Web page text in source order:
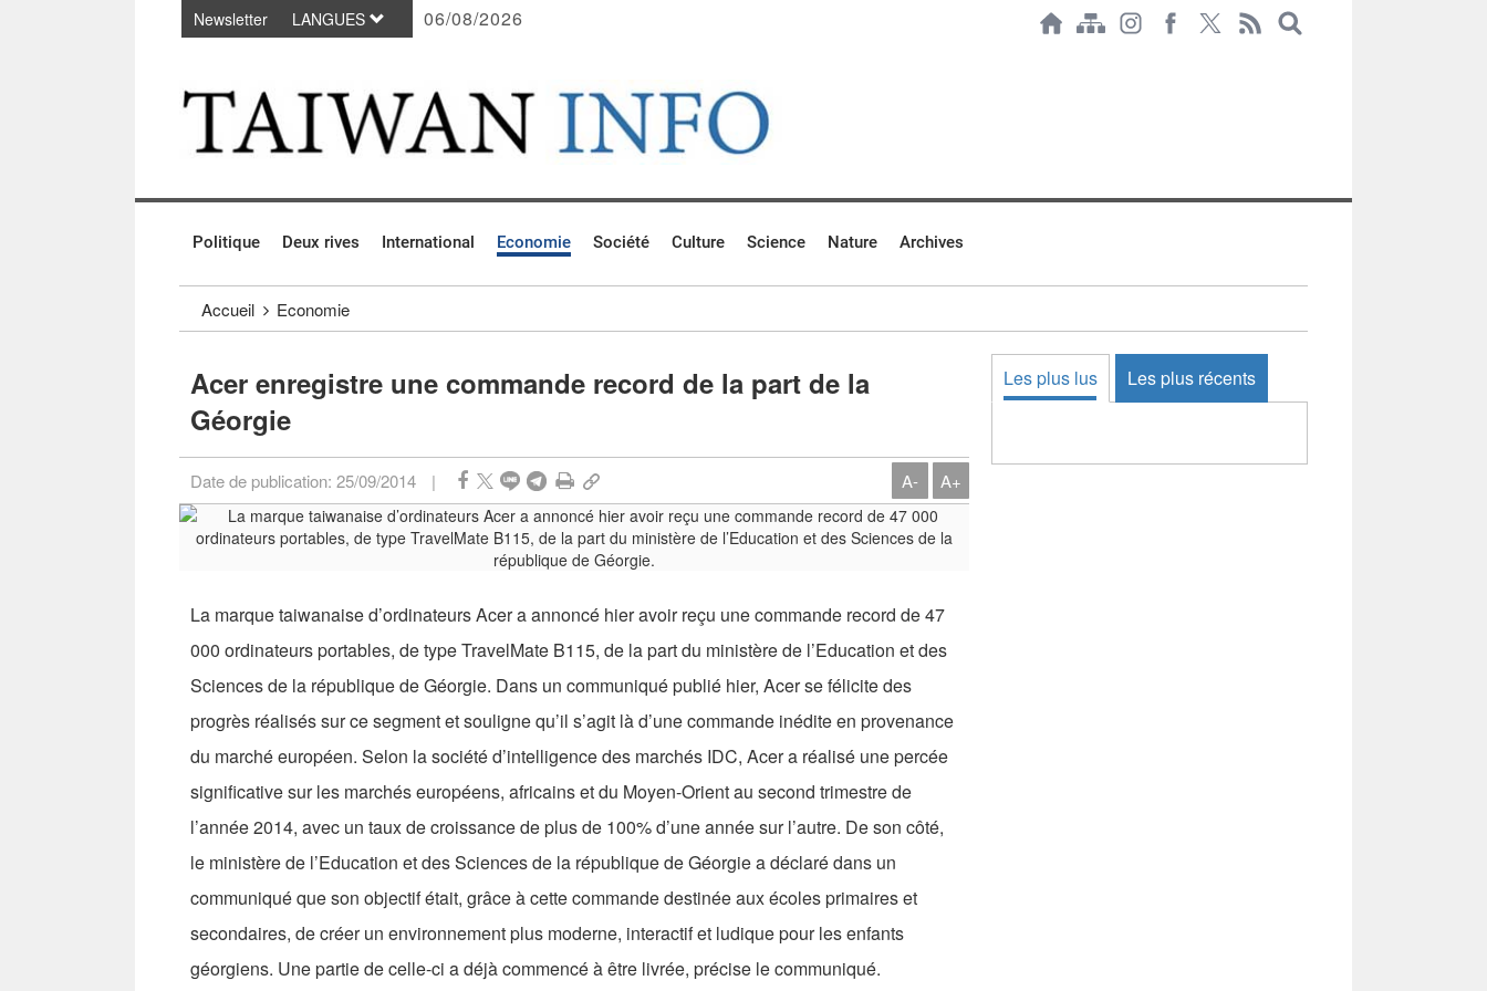
Passer au contenu principal
Newsletter LANGUES 06/08/2026
Politique Deux rives International Economie Société Culture Science Nature Archives
Accueil Economie
Acer enregistre une commande record de la part de la
Géorgie
Date de publication: 25/09/2014 | A- A+
La marque taiwanaise d’ordinateurs Acer a annoncé hier avoir reçu une commande record de 47
000 ordinateurs portables, de type TravelMate B115, de la part du ministère de l’Education et des
Sciences de la république de Géorgie. Dans un communiqué publié hier, Acer se félicite des
progrès réalisés sur ce segment et souligne qu’il s’agit là d’une commande inédite en provenance
du marché européen. Selon la société d’intelligence des marchés IDC, Acer a réalisé une percée
significative sur les marchés européens, africains et du Moyen-Orient au second trimestre de
l’année 2014, avec un taux de croissance de plus de 100% d’une année sur l’autre. De son côté,
le ministère de l’Education et des Sciences de la république de Géorgie a déclaré dans un
communiqué que son objectif était, grâce à cette commande destinée aux écoles primaires et
secondaires, de créer un environnement plus moderne, interactif et ludique pour les enfants
géorgiens. Une partie de celle-ci a déjà commencé à être livrée, précise le communiqué.
Les plus lus Les plus récents